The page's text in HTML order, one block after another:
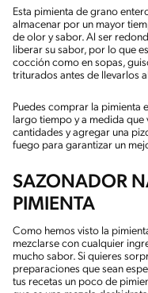
Esta pimienta de grano
almacenar por un mayor
de olor y sabor. Al ser
liberar su sabor, por lo que
cocción como en sopas,
triturados antes de llevarlos
Puedes comprar la pimienta
largo tiempo y a medida
cantidades y agregar una
fuego para garantizar un
SAZONADOR
PIMIENTA
Como hemos visto la
mezclarse con cualquier
mucho sabor. Si quieres
preparaciones que sean
tus recetas un poco de